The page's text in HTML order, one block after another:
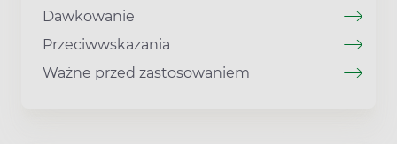
Dawkowanie
Przeciwwskazania
Ważne przed zastosowaniem